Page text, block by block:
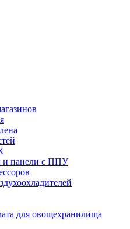
и панели с ППУ
для овощехранилища